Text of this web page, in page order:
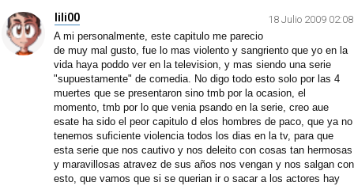
lili00
18 Julio 2009 02:08
A mi personalmente, este capitulo me parecio
de muy mal gusto, fue lo mas violento y sangriento que yo en la
vida haya poddo ver en la television, y mas siendo una serie
"supuestamente" de comedia. No digo todo esto solo por las 4
muertes que se presentaron sino tmb por la ocasion, el
momento, tmb por lo que venia psando en la serie, creo aue
esate ha sido el peor capitulo d elos hombres de paco, que ya no
tenemos suficiente violencia todos los dias en la tv, para que
esta serie que nos cautivo y nos deleito con cosas tan hermosas
y maravillosas atravez de sus años nos vengan y nos salgan con
esto, que vamos que si se querian ir o sacar a los actores hay